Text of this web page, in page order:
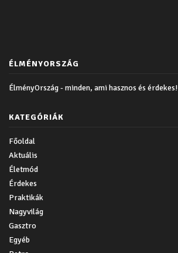
ÉLMÉNYORSZÁG
ÉlményOrszág - minden, ami hasznos és érdekes!
KATEGÓRIÁK
Főoldal
Aktuális
Életmód
Érdekes
Praktikák
Nagyvilág
Gasztro
Egyéb